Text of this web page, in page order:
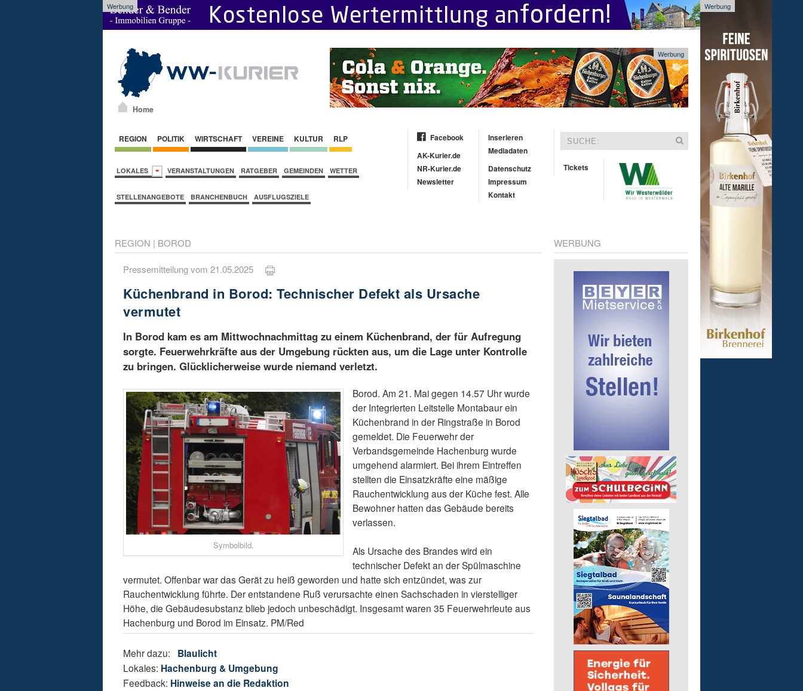
Werbung Werbung
Home
Werbung
REGION POLITIK WIRTSCHAFT VEREINE KULTUR RLP
LOKALES VERANSTALTUNGEN RATGEBER GEMEINDEN WETTER
STELLENANGEBOTE BRANCHENBUCH AUSFLUGSZIELE
Facebook
AK-Kurier.de
NR-Kurier.de
Newsletter
Inserieren
Mediadaten
Datenschutz
Impressum
Kontakt
Tickets
REGION | BOROD
Pressemitteilung vom 21.05.2025
Küchenbrand in Borod: Technischer Defekt als Ursache
vermutet
In Borod kam es am Mittwochnachmittag zu einem Küchenbrand, der für Aufregung
sorgte. Feuerwehrkräfte aus der Umgebung rückten aus, um die Lage unter Kontrolle
zu bringen. Glücklicherweise wurde niemand verletzt.
Symbolbild.
Borod. Am 21. Mai gegen 14.57 Uhr wurde
der Integrierten Leitstelle Montabaur ein
Küchenbrand in der Ringstraße in Borod
gemeldet. Die Feuerwehr der
Verbandsgemeinde Hachenburg wurde
umgehend alarmiert. Bei ihrem Eintreffen
stellten die Einsatzkräfte eine mäßige
Rauchentwicklung aus der Küche fest. Alle
Bewohner hatten das Gebäude bereits
verlassen.
Als Ursache des Brandes wird ein
technischer Defekt an der Spülmaschine
vermutet. Offenbar war das Gerät zu heiß geworden und hatte sich entzündet, was zur
Rauchentwicklung führte. Der entstandene Ruß verursachte einen Sachschaden in vierstelliger
Höhe, die Gebäudesubstanz blieb jedoch unbeschädigt. Insgesamt waren 35 Feuerwehrleute aus
Hachenburg und Borod im Einsatz. PM/Red
Mehr dazu: Blaulicht
Lokales: Hachenburg & Umgebung
Feedback: Hinweise an die Redaktion
WERBUNG